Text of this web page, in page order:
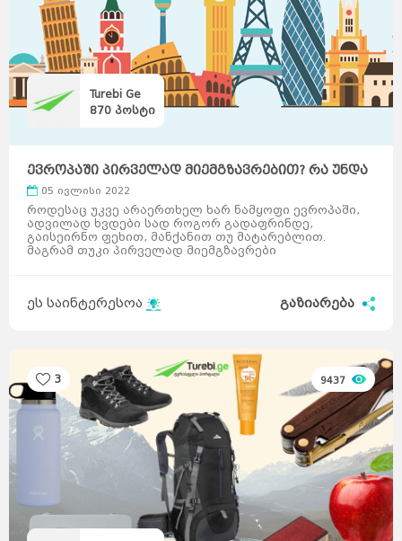
Turebi Ge
870 პოსტი
ევროპაში პირველად მიემგზავრებით? რა უნდა
იცოდეთ ...
05 ივლისი 2022
როდესაც უკვე არაერთხელ ხარ ნამყოფი ევროპაში,
ადვილად ხვდები სად როგორ გადაფრინდე,
გაისეირნო ფეხით, მანქანით თუ მატარებლით.
მაგრამ თუკი პირველად მიემგზავრები
ეს საინტერესოა გაზიარება
3 9437